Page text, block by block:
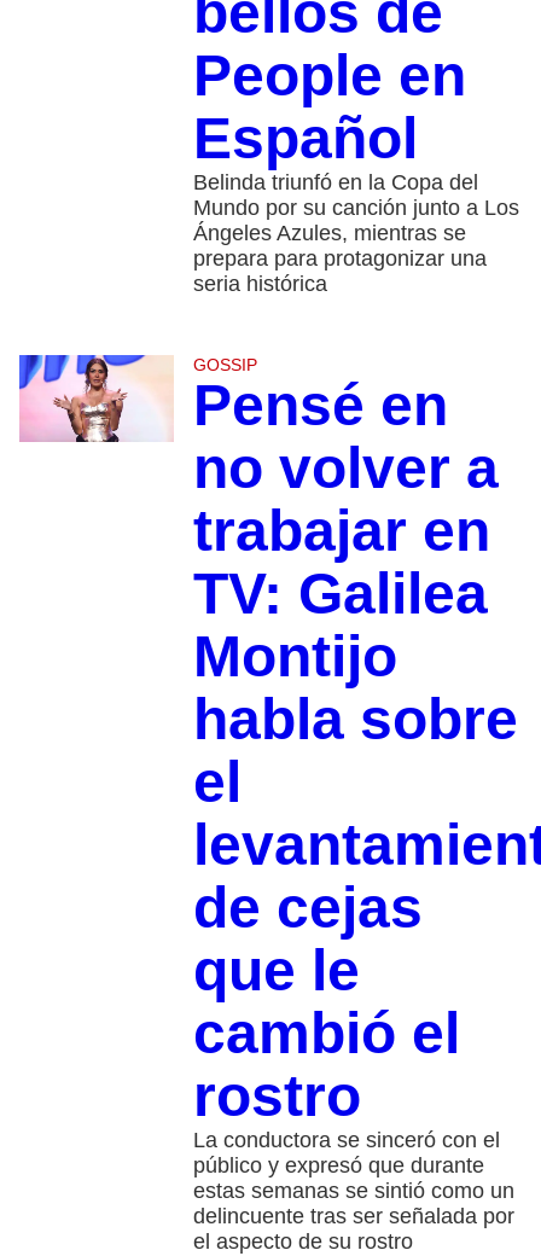
bellos de
People en
Español
Belinda triunfó en la Copa del
Mundo por su canción junto a Los
Ángeles Azules, mientras se
prepara para protagonizar una
seria histórica
GOSSIP
Pensé en
no volver a
trabajar en
TV: Galilea
Montijo
habla sobre
el
de cejas
que le
cambió el
rostro
La conductora se sinceró con el
público y expresó que durante
estas semanas se sintió como un
delincuente tras ser señalada por
el aspecto de su rostro